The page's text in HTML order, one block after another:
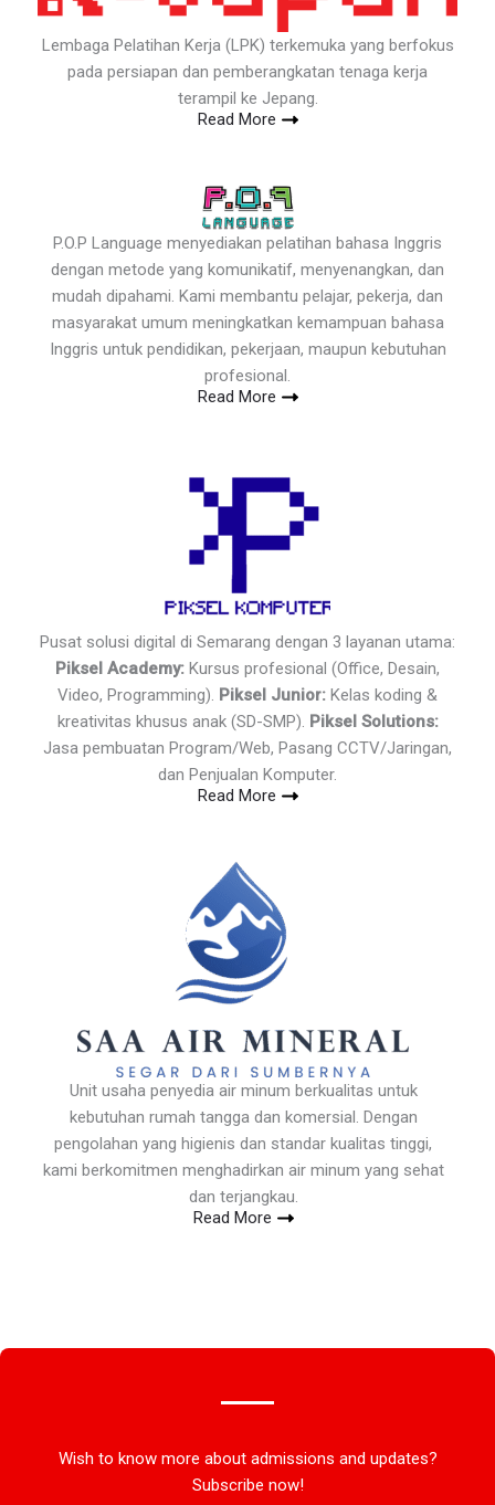
Lembaga Pelatihan Kerja (LPK) terkemuka yang berfokus
pada persiapan dan pemberangkatan tenaga kerja
terampil ke Jepang.
Read More
P.O.P Language menyediakan pelatihan bahasa Inggris
dengan metode yang komunikatif, menyenangkan, dan
mudah dipahami. Kami membantu pelajar, pekerja, dan
masyarakat umum meningkatkan kemampuan bahasa
Inggris untuk pendidikan, pekerjaan, maupun kebutuhan
profesional.
Read More
Pusat solusi digital di Semarang dengan 3 layanan utama:
Piksel Academy: Kursus profesional (Office, Desain,
Video, Programming). Piksel Junior: Kelas koding &
kreativitas khusus anak (SD-SMP). Piksel Solutions:
Jasa pembuatan Program/Web, Pasang CCTV/Jaringan,
dan Penjualan Komputer.
Read More
Unit usaha penyedia air minum berkualitas untuk
kebutuhan rumah tangga dan komersial. Dengan
pengolahan yang higienis dan standar kualitas tinggi,
kami berkomitmen menghadirkan air minum yang sehat
dan terjangkau.
Read More
Wish to know more about admissions and updates?
Subscribe now!